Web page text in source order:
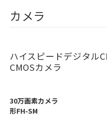
カメラ
ハイスピードデジタル
CMOSカメラ
30万画素カメラ
形FH-SM